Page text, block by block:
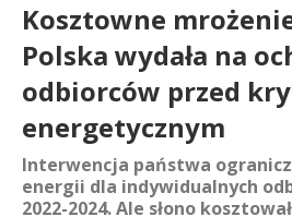
Kosztowne
Polska wydała na
odbiorców przed
energetycznym
Interwencja państwa
energii dla indywidualnych
2022-2024. Ale słono